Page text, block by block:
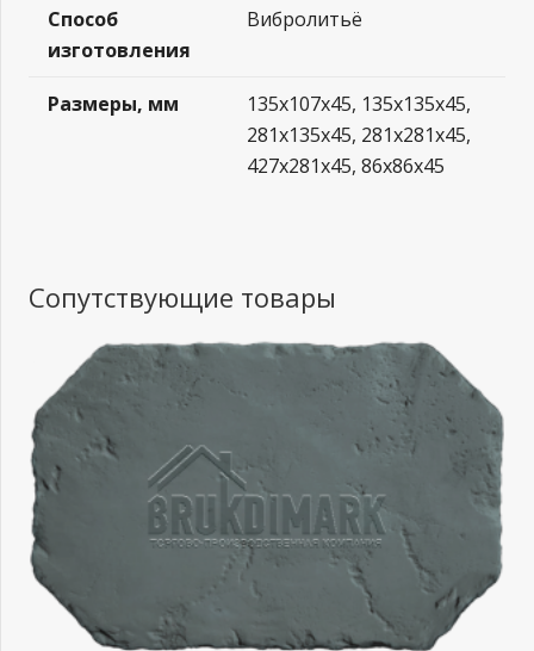
Способ
изготовления
Вибролитьё
Размеры, мм
135x107x45, 135x135x45,
281x135x45, 281x281x45,
427x281x45, 86x86x45
Сопутствующие товары